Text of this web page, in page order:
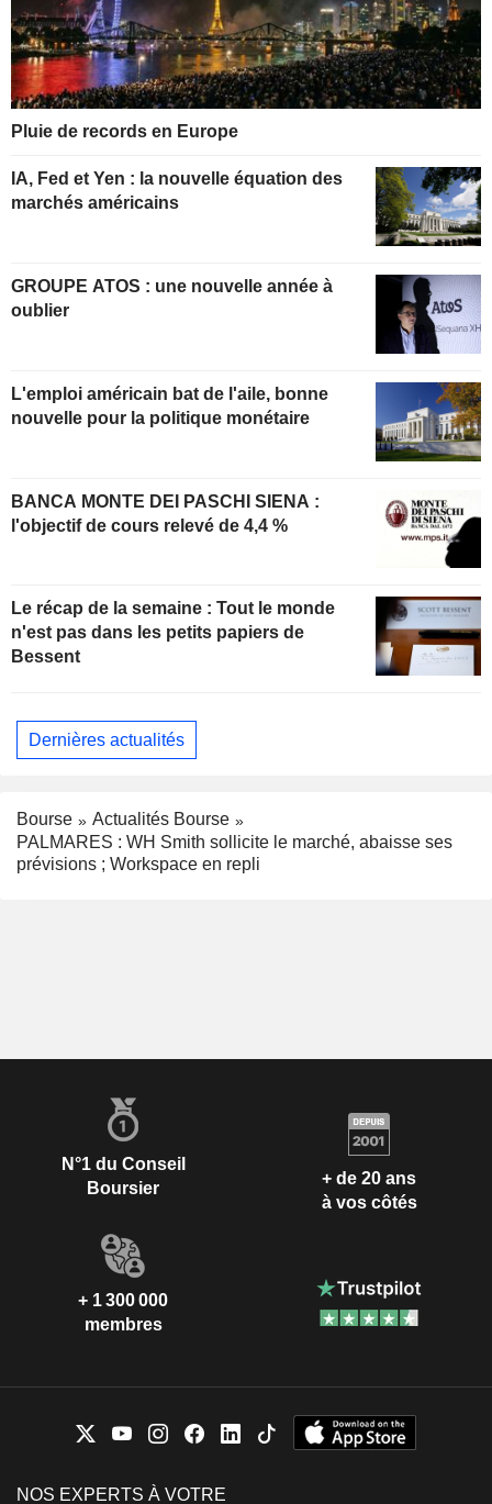
Pluie de records en Europe
IA, Fed et Yen : la nouvelle équation des
marchés américains
GROUPE ATOS : une nouvelle année à
oublier
L'emploi américain bat de l'aile, bonne
nouvelle pour la politique monétaire
BANCA MONTE DEI PASCHI SIENA :
l'objectif de cours relevé de 4,4 %
Le récap de la semaine : Tout le monde
n'est pas dans les petits papiers de
Bessent
Dernières actualités
Bourse
Actualités Bourse
PALMARES : WH Smith sollicite le marché, abaisse ses
prévisions ; Workspace en repli
N°1 du Conseil
Boursier
+ de 20 ans
à vos côtés
+ 1 300 000
membres
NOS EXPERTS À VOTRE